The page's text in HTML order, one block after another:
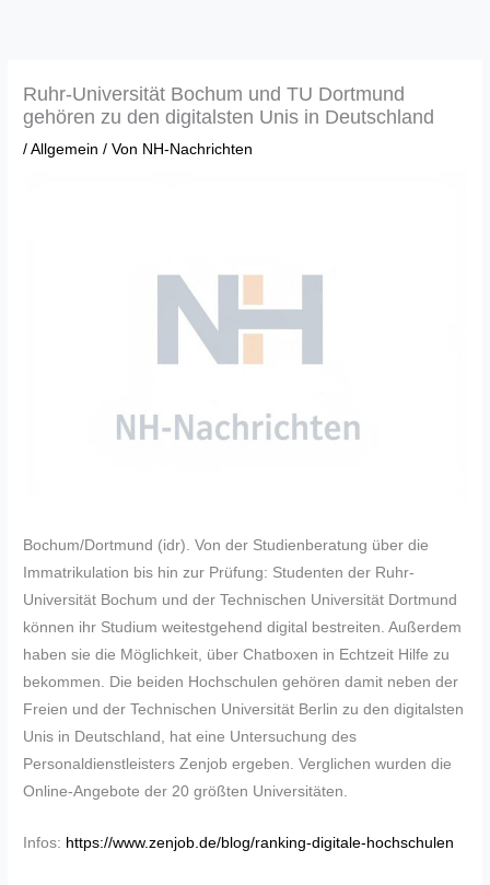
Ruhr-Universität Bochum und TU Dortmund
gehören zu den digitalsten Unis in Deutschland
/Allgemein / Von NH-Nachrichten
Bochum/Dortmund (idr). Von der Studienberatung über die
Immatrikulation bis hin zur Prüfung: Studenten der Ruhr-
Universität Bochum und der Technischen Universität Dortmund
können ihr Studium weitestgehend digital bestreiten. Außerdem
haben sie die Möglichkeit, über Chatboxen in Echtzeit Hilfe zu
bekommen. Die beiden Hochschulen gehören damit neben der
Freien und der Technischen Universität Berlin zu den digitalsten
Unis in Deutschland, hat eine Untersuchung des
Personaldienstleisters Zenjob ergeben. Verglichen wurden die
Online-Angebote der 20 größten Universitäten.
Infos: https://www.zenjob.de/blog/ranking-digitale-hochschulen